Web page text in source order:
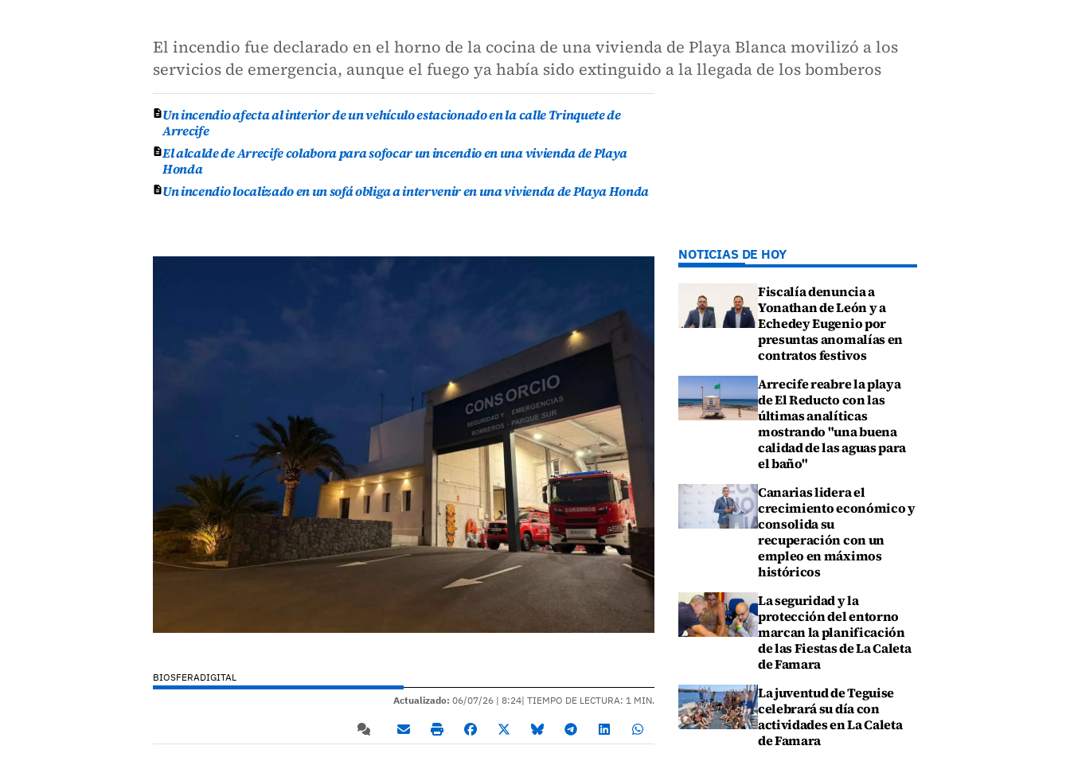
El incendio fue declarado en el horno de la cocina de una vivienda de Playa Blanca movilizó a los
servicios de emergencia, aunque el fuego ya había sido extinguido a la llegada de los bomberos
Un incendio afecta al interior de un vehículo estacionado en la calle Trinquete de
Arrecife
El alcalde de Arrecife colabora para sofocar un incendio en una vivienda de Playa
Honda
Un incendio localizado en un sofá obliga a intervenir en una vivienda de Playa Honda
BIOSFERADIGITAL
Actualizado: 06/07/26 | 8:24| TIEMPO DE LECTURA: 1 MIN.
NOTICIAS DE HOY
Fiscalía denuncia a
Yonathan de León y a
Echedey Eugenio por
presuntas anomalías en
contratos festivos
Arrecife reabre la playa
de El Reducto con las
últimas analíticas
mostrando "una buena
calidad de las aguas para
el baño"
Canarias lidera el
crecimiento económico y
consolida su
recuperación con un
empleo en máximos
históricos
La seguridad y la
protección del entorno
marcan la planificación
de las Fiestas de La Caleta
de Famara
La juventud de Teguise
celebrará su día con
actividades en La Caleta
de Famara